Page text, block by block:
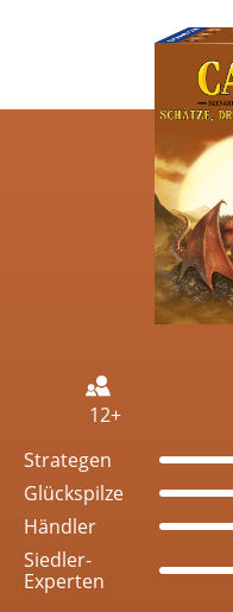
Image
12+
Strategen
Glückspilze
Händler
Siedler-
Experten